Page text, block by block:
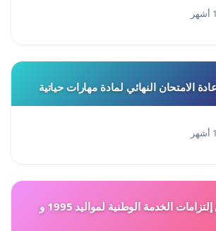
الامتحان النهائي لمادة مهارات حياتية
استصدار إعفاء من إلتزامات الخدمة الوطنية لمواليد 1995 و